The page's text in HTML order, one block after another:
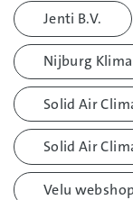
Jenti B.V.
Nijburg
Solid Air
Solid Air
Velu